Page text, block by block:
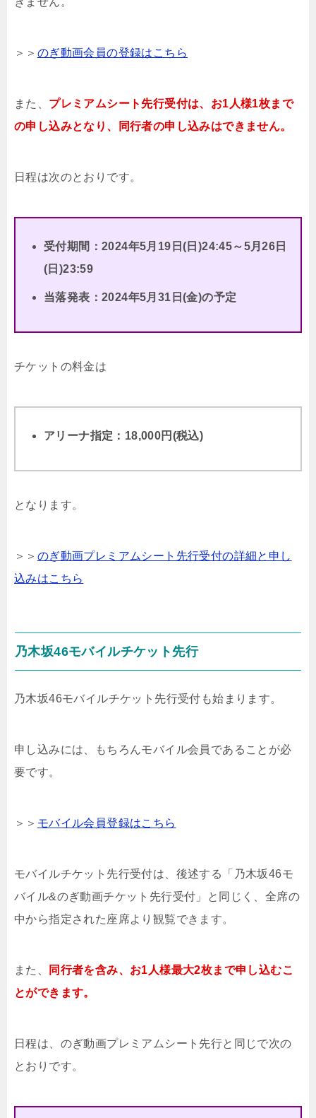
＞＞ のぎ動画会員の登録はこちら
また、 プレミアムシート先行受付は、お1人様1枚まで
の申し込みとなり、同行者の申し込みはできません。
日程は次のとおりです。
受付期間：2024年5月19日(日)24:45～5月26日
(日)23:59
当落発表：2024年5月31日(金)の予定
チケットの料金は
アリーナ指定：18,000円(税込)
となります。
＞＞ のぎ動画プレミアムシート先行受付の詳細と申し
込みはこちら
乃木坂46モバイルチケット先行
乃木坂46モバイルチケット先行受付も始まります。
申し込みには、もちろんモバイル会員であることが必
要です。
＞＞ モバイル会員登録はこちら
モバイルチケット先行受付は、後述する「乃木坂46モ
バイル&のぎ動画チケット先行受付」と同じく、全席の
中から指定された座席より観覧できます。
また、
同行者を含み、お1人様最大2枚まで申し込むこ
とができます。
日程は、のぎ動画プレミアムシート先行と同じで次の
とおりです。